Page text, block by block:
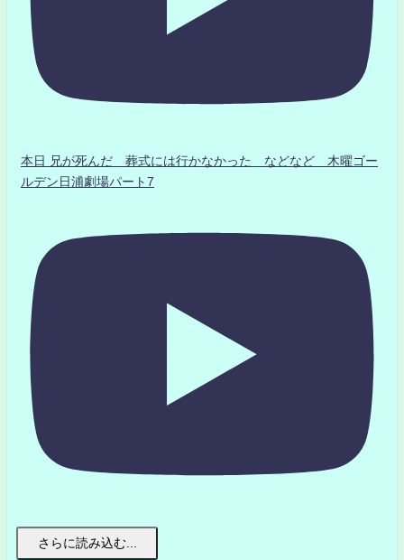
本日 兄が死んだ 葬式には行かなかった などなど 木曜ゴー
ルデン日浦劇場パート7
さらに読み込む...